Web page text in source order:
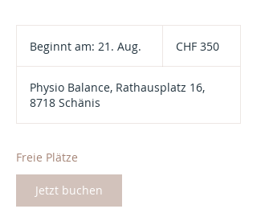
Beginnt am: 21. Aug.
i
n
Franken
CHF 350
Physio Balance, Rathausplatz 16,
8718 Schänis
Freie Plätze
Jetzt buchen